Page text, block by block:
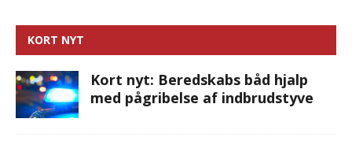
KORT NYT
Kort nyt: Beredskabs båd hjalp
med pågribelse af indbrudstyve